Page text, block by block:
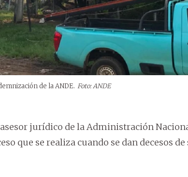
de la ANDE. Foto: ANDE
jurídico de la Administración
que se realiza cuando se dan decesos